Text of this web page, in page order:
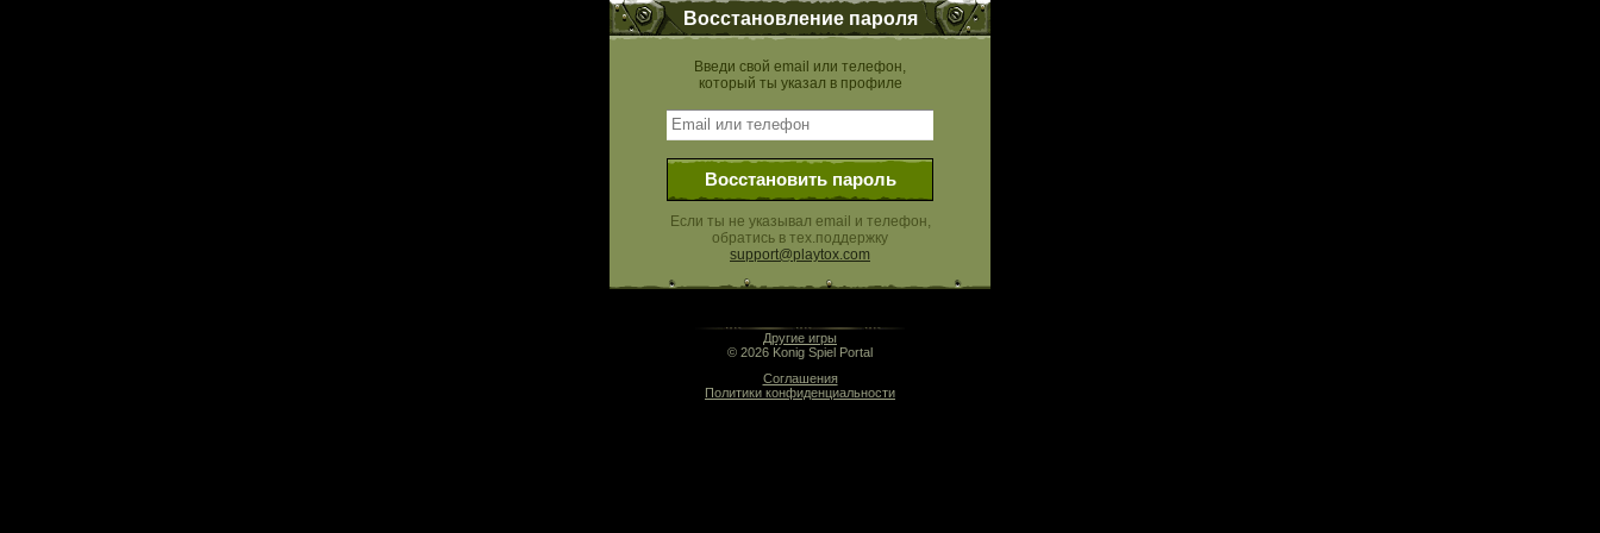
Восстановление пароля
Введи свой email или телефон,
который ты указал в профиле
Восстановить пароль
Если ты не указывал email и телефон,
обратись в тех.поддержку
support@playtox.com
Другие игры
© 2026 Konig Spiel Portal
Соглашения
Политики конфиденциальности